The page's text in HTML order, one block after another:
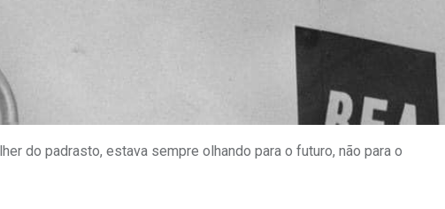
do padrasto, estava sempre olhando para o futuro, não para o